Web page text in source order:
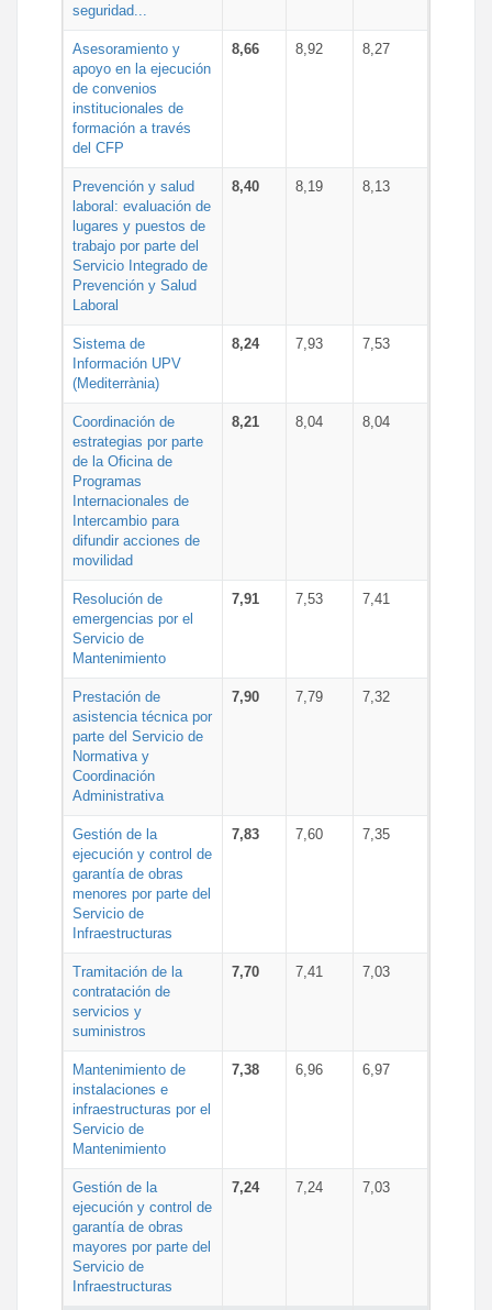
seguridad...
Asesoramiento y
apoyo en la ejecución
de convenios
institucionales de
formación a través
del CFP
8,66 8,92 8,27
Prevención y salud
laboral: evaluación de
lugares y puestos de
trabajo por parte del
Servicio Integrado de
Prevención y Salud
Laboral
8,40 8,19 8,13
Sistema de
Información UPV
(Mediterrània)
8,24 7,93 7,53
Coordinación de
estrategias por parte
de la Oficina de
Programas
Internacionales de
Intercambio para
difundir acciones de
movilidad
8,21 8,04 8,04
Resolución de
emergencias por el
Servicio de
Mantenimiento
7,91 7,53 7,41
Prestación de
asistencia técnica por
parte del Servicio de
Normativa y
Coordinación
Administrativa
7,90 7,79 7,32
Gestión de la
ejecución y control de
garantía de obras
menores por parte del
Servicio de
Infraestructuras
7,83 7,60 7,35
Tramitación de la
contratación de
servicios y
suministros
7,70 7,41 7,03
Mantenimiento de
instalaciones e
infraestructuras por el
Servicio de
Mantenimiento
7,38 6,96 6,97
Gestión de la
ejecución y control de
garantía de obras
mayores por parte del
Servicio de
Infraestructuras
7,24 7,24 7,03